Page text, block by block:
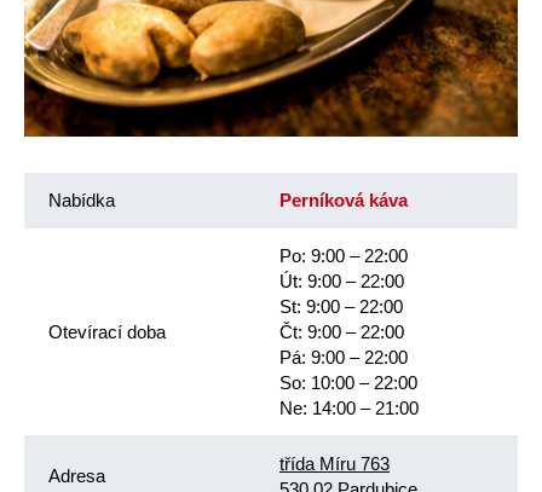
Nabídka Perníková káva
Otevírací doba
Po: 9:00 – 22:00
Út: 9:00 – 22:00
St: 9:00 – 22:00
Čt: 9:00 – 22:00
Pá: 9:00 – 22:00
So: 10:00 – 22:00
Ne: 14:00 – 21:00
Adresa
třída Míru 763